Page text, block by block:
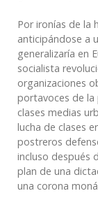
Por ironías de la
anticipándose a
generalizaría en
socialista
organizaciones
portavoces de la
clases medias
lucha de clases
postreros
incluso después
plan de una
una corona